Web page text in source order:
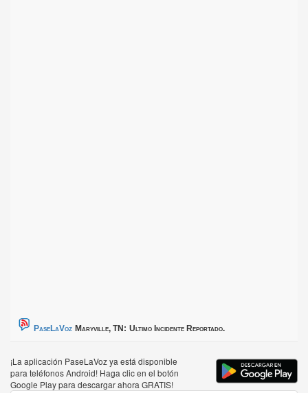
PaseLaVoz Maryville, TN: Ultimo Incidente Reportado.
¡La aplicación PaseLaVoz ya está disponible
para teléfonos Android! Haga clic en el botón
Google Play para descargar ahora GRATIS!